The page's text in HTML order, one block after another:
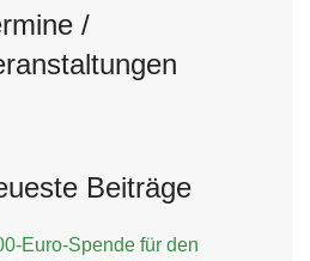
/
Beiträge
Euro-Spende für den